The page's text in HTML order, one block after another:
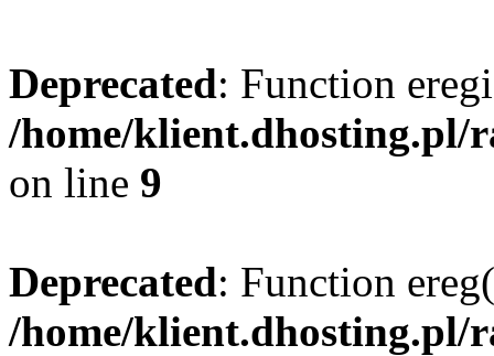
Deprecated: Function
/home/klient.dhosting.pl/
on line 9
Deprecated: Function
/home/klient.dhosting.pl/